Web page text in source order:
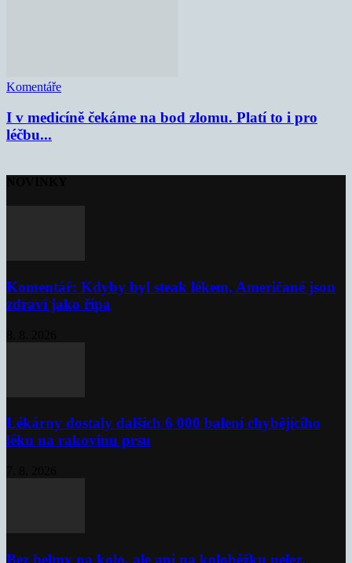
Komentáře
I v medicíně čekáme na bod zlomu. Platí to i pro
léčbu...
Komentář: Kdyby byl steak lékem, Američané jsou
zdraví jako řípa
Lékárny dostaly dalších 6 000 balení chybějícího
léku na rakovinu prsu
Bez helmy na kolo, ale ani na koloběžku nelez,